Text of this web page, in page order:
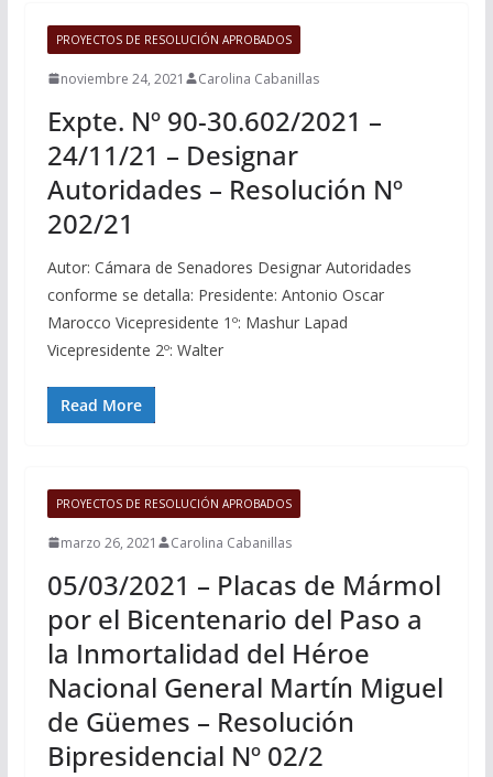
PROYECTOS DE RESOLUCIÓN APROBADOS
noviembre 24, 2021 Carolina Cabanillas
Expte. Nº 90-30.602/2021 –
24/11/21 – Designar
Autoridades – Resolución Nº
202/21
Autor: Cámara de Senadores Designar Autoridades
conforme se detalla: Presidente: Antonio Oscar
Marocco Vicepresidente 1º: Mashur Lapad
Vicepresidente 2º: Walter
Read More
PROYECTOS DE RESOLUCIÓN APROBADOS
marzo 26, 2021 Carolina Cabanillas
05/03/2021 – Placas de Mármol
por el Bicentenario del Paso a
la Inmortalidad del Héroe
Nacional General Martín Miguel
de Güemes – Resolución
Bipresidencial Nº 02/2